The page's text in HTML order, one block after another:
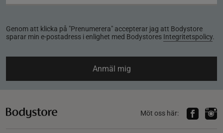
Genom att klicka på "Prenumerera" accepterar jag att Bodystore
sparar min e-postadress i enlighet med Bodystores Integritetspolicy.
Anmäl mig
Möt oss här: